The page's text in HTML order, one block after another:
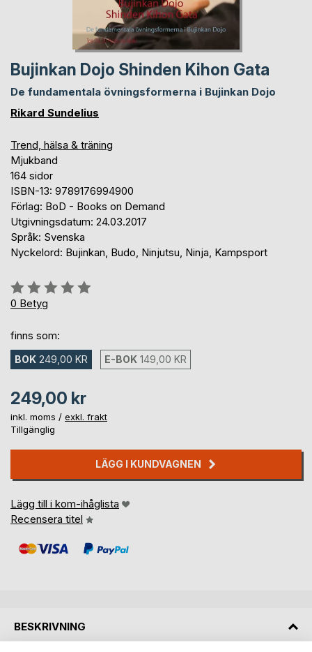
Bujinkan Dojo Shinden Kihon Gata
De fundamentala övningsformerna i Bujinkan Dojo
Rikard Sundelius
Trend, hälsa & träning
Mjukband
164 sidor
ISBN-13: 9789176994900
Förlag: BoD - Books on Demand
Utgivningsdatum: 24.03.2017
Språk: Svenska
Nyckelord: Bujinkan, Budo, Ninjutsu, Ninja, Kampsport
Betyg::
0%
0 Betyg
finns som:
BOK 249,00 KR E-BOK 149,00 KR
249,00 kr
inkl. moms / exkl. frakt
Tillgänglig
LÄGG I KUNDVAGNEN
Lägg till i kom-ihåglista
Recensera titel
BESKRIVNING